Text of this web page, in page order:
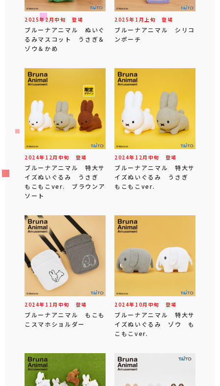
2025年2 月中旬 登場
ブルーナアニマル ぬいぐ
るみマスコット うさぎ＆
ゾウ＆かめ
2025年 1 月 上旬 登場
ブルーナアニマル シリコ
ンポーチ
2024年 12 月 中旬 登場
ブルーナアニマル 特大サ
イズぬいぐるみ うさぎ
もこもこver. ブラウンア
ソート
2024年 12 月 中旬 登場
ブルーナアニマル 特大サ
イズぬいぐるみ うさぎ
もこもこver.
2024年 11 月 中旬 登場
ブルーナアニマル もこも
こスマホショルダー
2024年 10月 中旬 登場
ブルーナアニマル 特大サ
イズぬいぐるみ ゾウ も
こもこver.